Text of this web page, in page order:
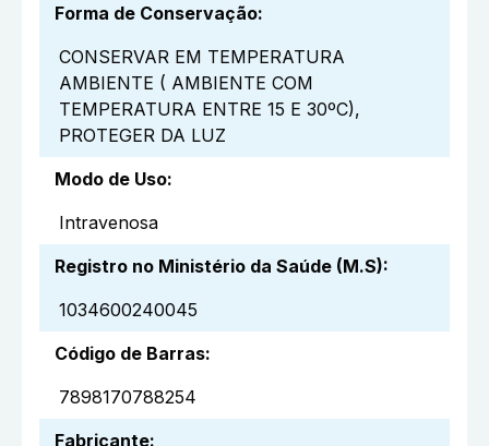
Forma de Conservação:
CONSERVAR EM TEMPERATURA
AMBIENTE ( AMBIENTE COM
TEMPERATURA ENTRE 15 E 30ºC),
PROTEGER DA LUZ
Modo de Uso:
Intravenosa
Registro no Ministério da Saúde (M.S):
1034600240045
Código de Barras:
7898170788254
Fabricante: